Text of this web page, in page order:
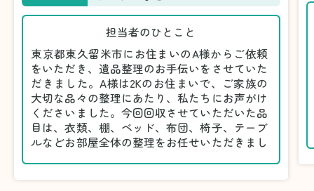
担当者のひとこと
東京都東久留米市にお住まいのA様からご依頼
をいただき、遺品整理のお手伝いをさせていた
だきました。A様は2Kのお住まいで、ご家族の
大切な品々の整理にあたり、私たちにお声がけ
くださいました。今回回収させていただいた品
目は、衣類、棚、ベッド、布団、椅子、テーブ
ルなどお部屋全体の整理をお任せいただきまし